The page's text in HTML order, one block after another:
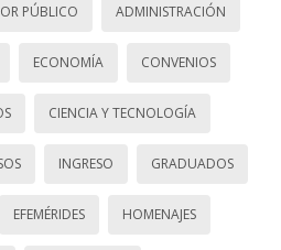
PÚBLICO ADMINISTRACIÓN
ECONOMÍA CONVENIOS
CIENCIA Y TECNOLOGÍA
INGRESO GRADUADOS
EFEMÉRIDES HOMENAJES